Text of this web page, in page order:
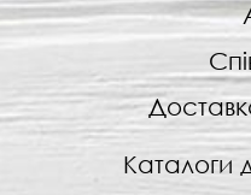
Каталоги